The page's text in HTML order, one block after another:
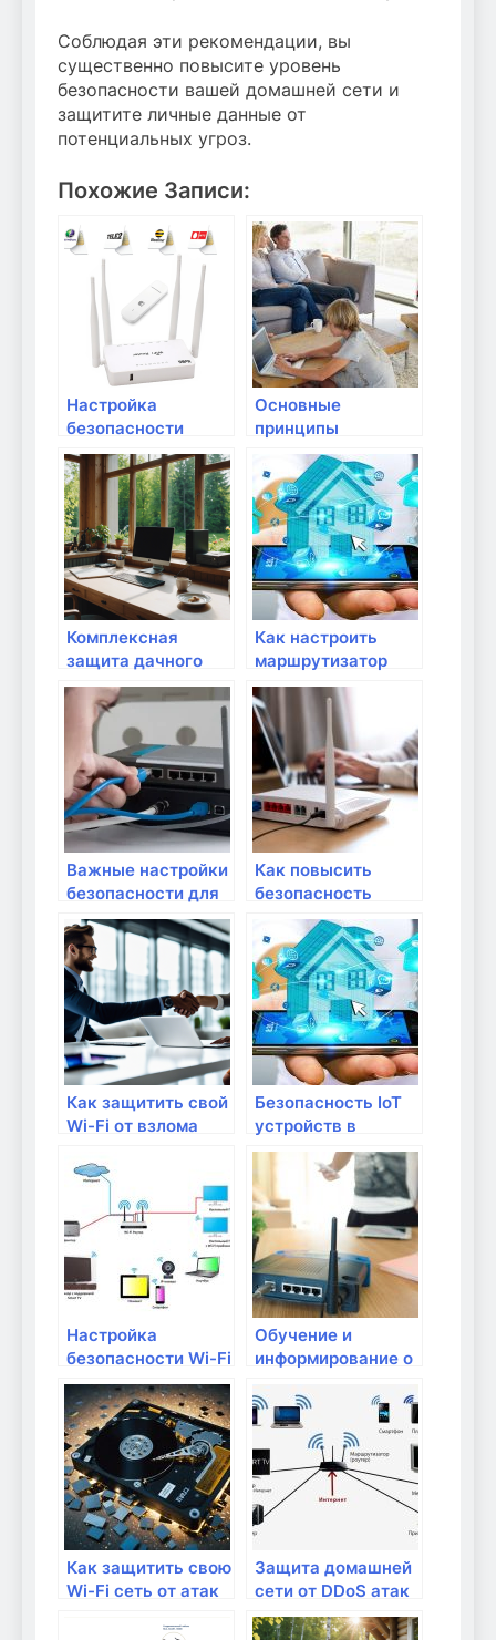
Соблюдая эти рекомендации, вы
существенно повысите уровень
безопасности вашей домашней сети и
защитите личные данные от
потенциальных угроз.
Похожие Записи:
Настройка
безопасности
домашней сети:
советы и
рекомендации
Основные
принципы
безопасности в
домашней сети
Комплексная
защита дачного
Wi-Fi: выбор
роутера и
настройки для
обеспечения
безопасности
Как настроить
маршрутизатор
для безопасности
домашней сети
Важные настройки
безопасности для
домашнего Wi-Fi
Как повысить
безопасность
домашней Wi-Fi
сети с помощью
роутера?
Как защитить свой
Wi-Fi от взлома
Безопасность IoT
устройств в
домашней сети
Настройка
безопасности Wi-Fi
сети: советы и
рекомендации
Обучение и
информирование о
домашней сети
Как защитить свою
Wi-Fi сеть от атак
Защита домашней
сети от DDoS атак